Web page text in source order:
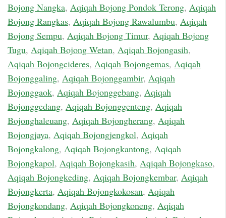
Bojong Nangka, Aqiqah Bojong Pondok Terong, Aqiqah
Bojong Rangkas, Aqiqah Bojong Rawalumbu, Aqiqah
Bojong Sempu, Aqiqah Bojong Timur, Aqiqah Bojong
Tugu, Aqiqah Bojong Wetan, Aqiqah Bojongasih,
Aqiqah Bojongcideres, Aqiqah Bojongemas, Aqiqah
Bojonggaling, Aqiqah Bojonggambir, Aqiqah
Bojonggaok, Aqiqah Bojonggebang, Aqiqah
Bojonggedang, Aqiqah Bojonggenteng, Aqiqah
Bojonghaleuang, Aqiqah Bojongherang, Aqiqah
Bojongjaya, Aqiqah Bojongjengkol, Aqiqah
Bojongkalong, Aqiqah Bojongkantong, Aqiqah
Bojongkapol, Aqiqah Bojongkasih, Aqiqah Bojongkaso,
Aqiqah Bojongkeding, Aqiqah Bojongkembar, Aqiqah
Bojongkerta, Aqiqah Bojongkokosan, Aqiqah
Bojongkondang, Aqiqah Bojongkoneng, Aqiqah